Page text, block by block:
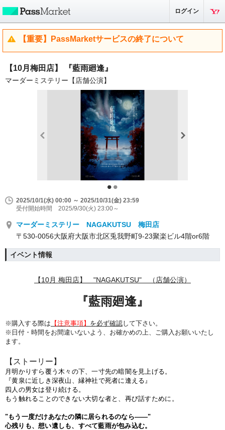
ログイン
【重要】PassMarketサービスの終了について
【10月梅田店】 『藍雨廻逢』
マーダーミステリー【店舗公演】
2025/10/1(水) 00:00 ～ 2025/10/31(金) 23:59
受付開始時間 2025/9/30(火) 23:00～
マーダーミステリー NAGAKUTSU 梅田店
〒530-0056大阪府大阪市北区兎我野町9-23聚楽ビル4階or6階
イベント情報
【10月 梅田店】 "NAGAKUTSU" （店舗公演）
『藍雨廻逢』
※購入する際は 【注意事項】 を必ず確認して下さい。
※日付・時間をお間違いないよう、 お確かめの上、ご購入お願いいたし
ます。
【ストーリー】
月明かりすら覆う木々の下、一寸先の暗闇を見上げる。
『黄泉に近しき深夜山、縁神社で死者に逢える』
四人の男女は登り続ける。
もう触れることのできない大切な者と、再び話すために。
"もう一度だけあなたの隣に居られるのなら――"
心残りも、想い遺しも、すべて藍雨が包み込む。